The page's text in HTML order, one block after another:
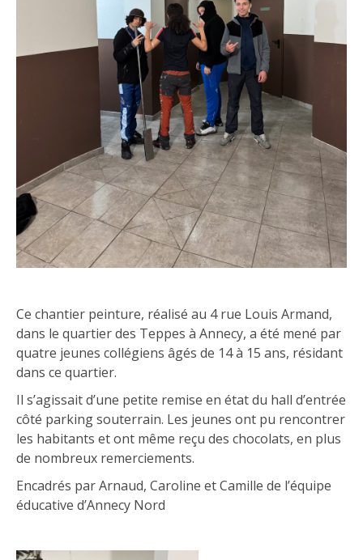
Ce chantier peinture, réalisé au 4 rue Louis Armand,
dans le quartier des Teppes à Annecy, a été mené par
quatre jeunes collégiens âgés de 14 à 15 ans, résidant
dans ce quartier.
Il s’agissait d’une petite remise en état du hall d’entrée
côté parking souterrain. Les jeunes ont pu rencontrer
les habitants et ont même reçu des chocolats, en plus
de nombreux remerciements.
Encadrés par Arnaud, Caroline et Camille de l’équipe
éducative d’Annecy Nord